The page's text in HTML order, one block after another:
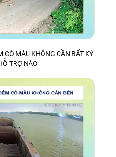
CÓ MÀU KHÔNG CẦN BẤT KỲ
TRỢ NÀO